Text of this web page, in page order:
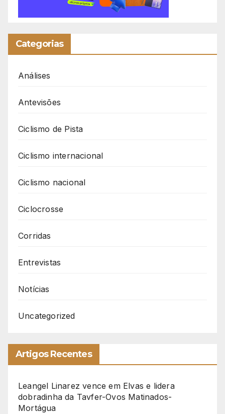
Categorias
Análises
Antevisões
Ciclismo de Pista
Ciclismo internacional
Ciclismo nacional
Ciclocrosse
Corridas
Entrevistas
Notícias
Uncategorized
Artigos Recentes
Leangel Linarez vence em Elvas e lidera
dobradinha da Tavfer-Ovos Matinados-
Mortágua